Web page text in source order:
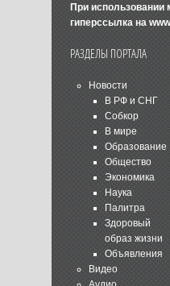
При использовании
гиперссылка на
РАЗДЕЛЫ ПОРТАЛА
Новости
В РФ и СНГ
Собкор
В мире
Образование
Общество
Экономика
Наука
Палитра
Здоровый
образ жизни
Объявления
Видео